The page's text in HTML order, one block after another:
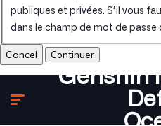
publiques et privées. S’il vous
dans le champ de mot de passe
Cancel
Genshin